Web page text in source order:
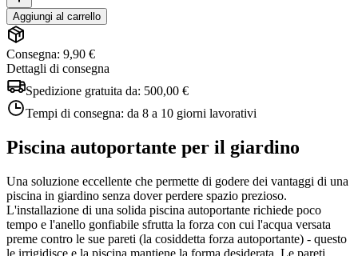
Aggiungi al carrello
Consegna: 9,90 €
Dettagli di consegna
Spedizione gratuita da: 500,00 €
Tempi di consegna: da 8 a 10 giorni lavorativi
Piscina autoportante per il giardino
Una soluzione eccellente che permette di godere dei vantaggi di una
piscina in giardino senza dover perdere spazio prezioso.
L'installazione di una solida piscina autoportante richiede poco
tempo e l'anello gonfiabile sfrutta la forza con cui l'acqua versata
preme contro le sue pareti (la cosiddetta forza autoportante) - questo
le irrigidisce e la piscina mantiene la forma desiderata. Le pareti